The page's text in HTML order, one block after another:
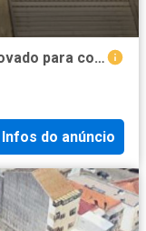
Terreno na Foz Velha com PIP aprovado para construção de 1 moradia
Infos do anúncio